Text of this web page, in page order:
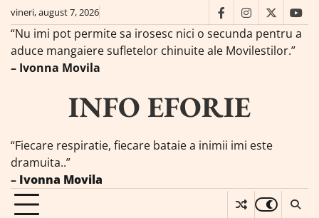
Skip
content
vineri, august 7, 2026 facebookinstagram
twitter
“Nu imi pot permite sa irosesc nici o secunda pentru a
aduce mangaiere sufletelor chinuite ale Movilestilor.”
– Ivonna Movila
INFO EFORIE
“Fiecare respiratie, fiecare bataie a inimii imi este
dramuita..”
– Ivonna Movila